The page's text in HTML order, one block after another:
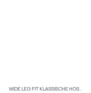
WIDE LEG FIT KLASSISCHE HOSEN